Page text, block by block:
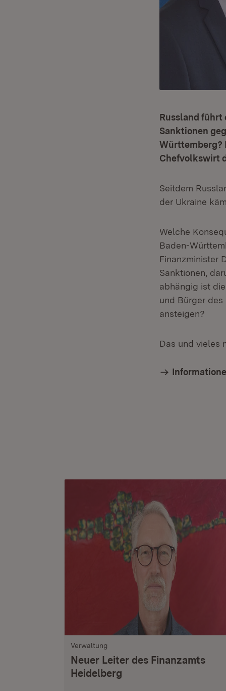
Russland führt
Sanktionen
Württemberg?
Chefvolkswirt
Seitdem
der Ukraine
Welche
Baden-
Finanzminister
Sanktionen,
abhängig ist
und Bürger
ansteigen?
Das und vieles
Verwaltung
Neuer Leiter des Finanzamts
Heidelberg